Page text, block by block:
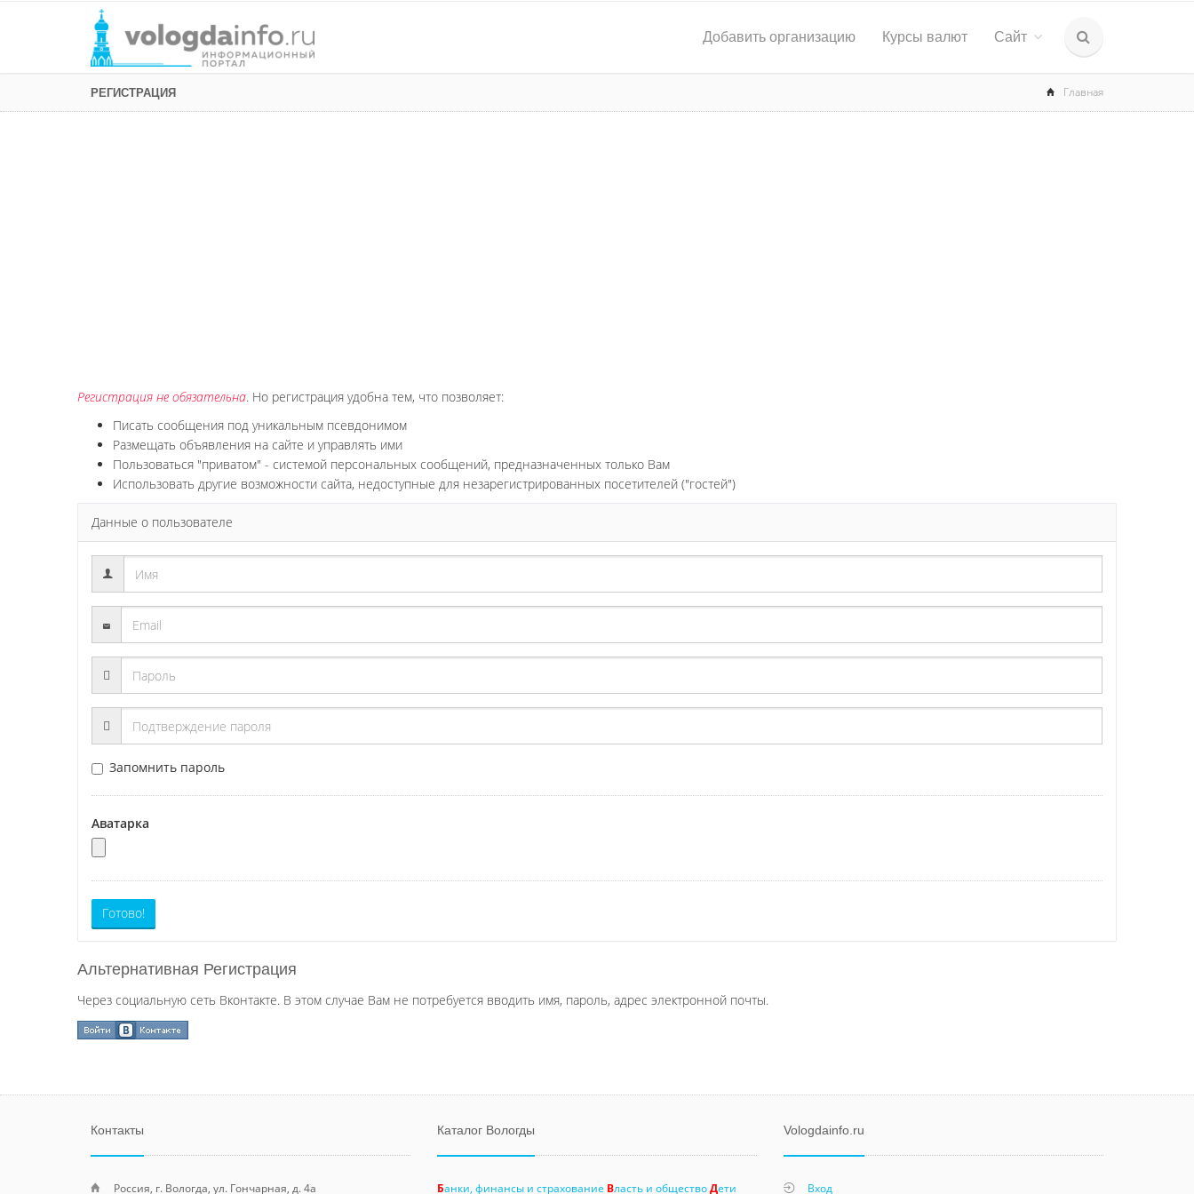
Добавить организацию Курсы валют Сайт
РЕГИСТРАЦИЯ Главная
Регистрация не обязательна. Но регистрация удобна тем, что позволяет:
Писать сообщения под уникальным псевдонимом
Размещать объявления на сайте и управлять ими
Пользоваться "приватом" - системой персональных сообщений, предназначенных только Вам
Использовать другие возможности сайта, недоступные для незарегистрированных посетителей ("гостей")
Данные о пользователе
Запомнить пароль
Аватарка
Готово!
Альтернативная Регистрация
Через социальную сеть Вконтакте. В этом случае Вам не потребуется вводить имя, пароль, адрес электронной почты.
Контакты
Россия, г. Вологда, ул. Гончарная, д. 4а
Каталог Вологды
Банки, финансы и страхование Власть и обществоДети
Vologdainfo.ru
Вход